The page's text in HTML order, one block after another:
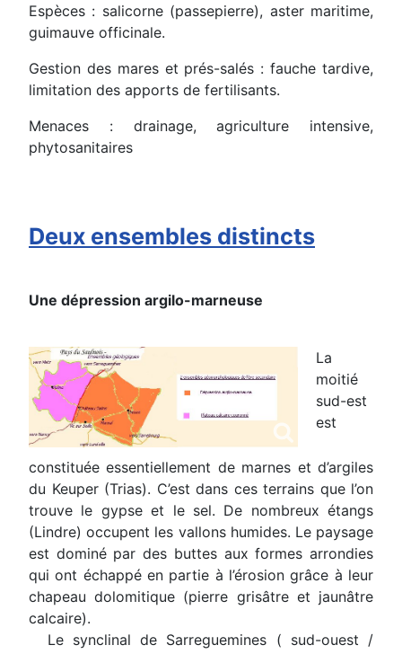
Espèces : salicorne (passepierre), aster maritime,
guimauve officinale.
Gestion des mares et prés-salés : fauche tardive,
limitation des apports de fertilisants.
Menaces : drainage, agriculture intensive,
phytosanitaires
Deux ensembles distincts
Une dépression argilo-marneuse
La
moitié
sud-est
est
constituée essentiellement de marnes et d’argiles
du Keuper (Trias). C’est dans ces terrains que l’on
trouve le gypse et le sel. De nombreux étangs
(Lindre) occupent les vallons humides. Le paysage
est dominé par des buttes aux formes arrondies
qui ont échappé en partie à l’érosion grâce à leur
chapeau dolomitique (pierre grisâtre et jaunâtre
calcaire).
Le synclinal de Sarreguemines ( sud-ouest /